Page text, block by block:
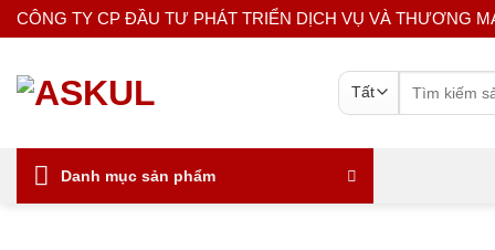
Bỏ
qua
dung
CÔNG TY CP ĐẦU TƯ PHÁT TRIỂN DỊCH VỤ VÀ THƯƠNG
kiếm:
Danh mục sản phẩm